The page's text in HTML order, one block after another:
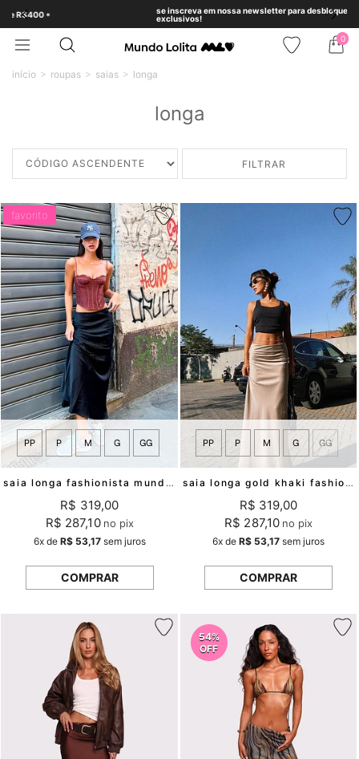
se inscreva em nossa newsletter para desbloquear benefícios
0
início roupas saias longa
longa
FILTRAR
favorito
saia longa fashionista mundo lolita
PP P M G GG
R$ 319,00
R$ 287,10 no pix
6xde R$ 53,17sem juros
COMPRAR
saia longa gold khaki fashionista mundo lolita
PP P M G GG
R$ 319,00
R$ 287,10 no pix
6x deR$ 53,17 sem juros
COMPRAR
54%
OFF